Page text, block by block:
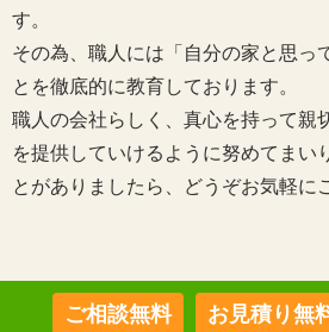
す。
その為、職人には「自分の家と思っ
とを徹底的に教育しております。
職人の会社らしく、真心を持って親
を提供していけるように努めてまい
とがありましたら、どうぞお気軽に
ご相談無料 お見積り無